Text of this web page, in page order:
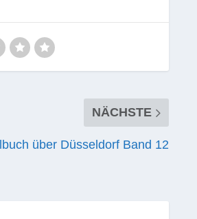
NÄCHSTE
über Düsseldorf Band 12